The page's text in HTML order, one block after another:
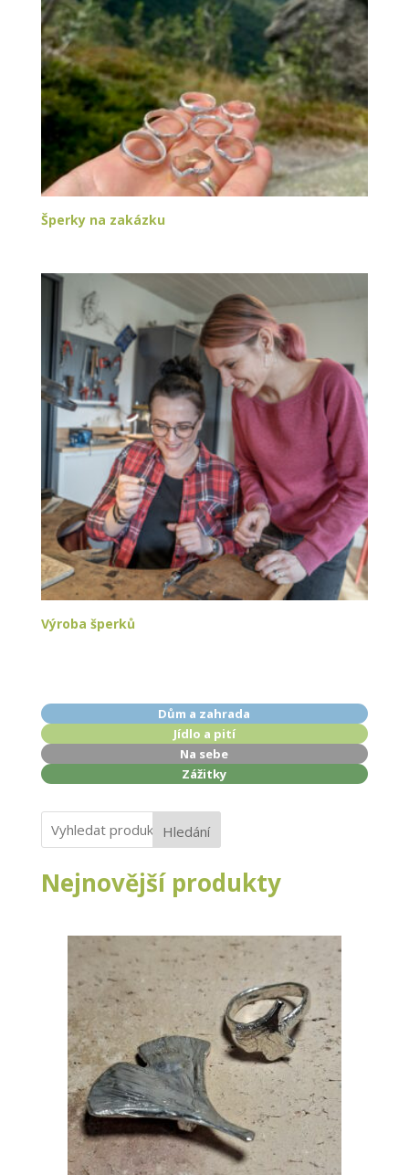
Šperky na zakázku
Výroba šperků
Dům a zahrada
Jídlo a pití
Na sebe
Zážitky
Hledání
Nejnovější produkty